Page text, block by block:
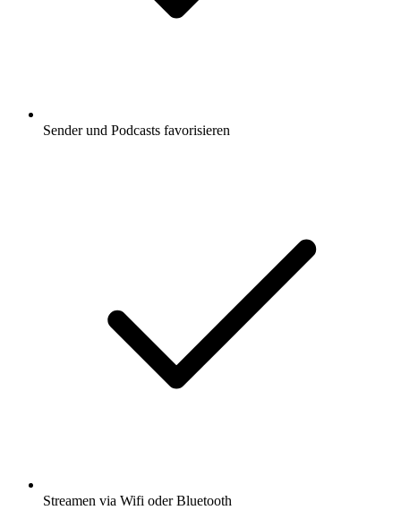
Sender und Podcasts favorisieren
Streamen via Wifi oder Bluetooth